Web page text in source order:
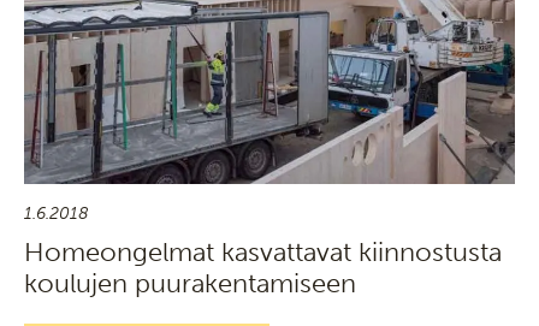
1.6.2018
Homeongelmat kasvattavat kiinnostusta
koulujen puurakentamiseen